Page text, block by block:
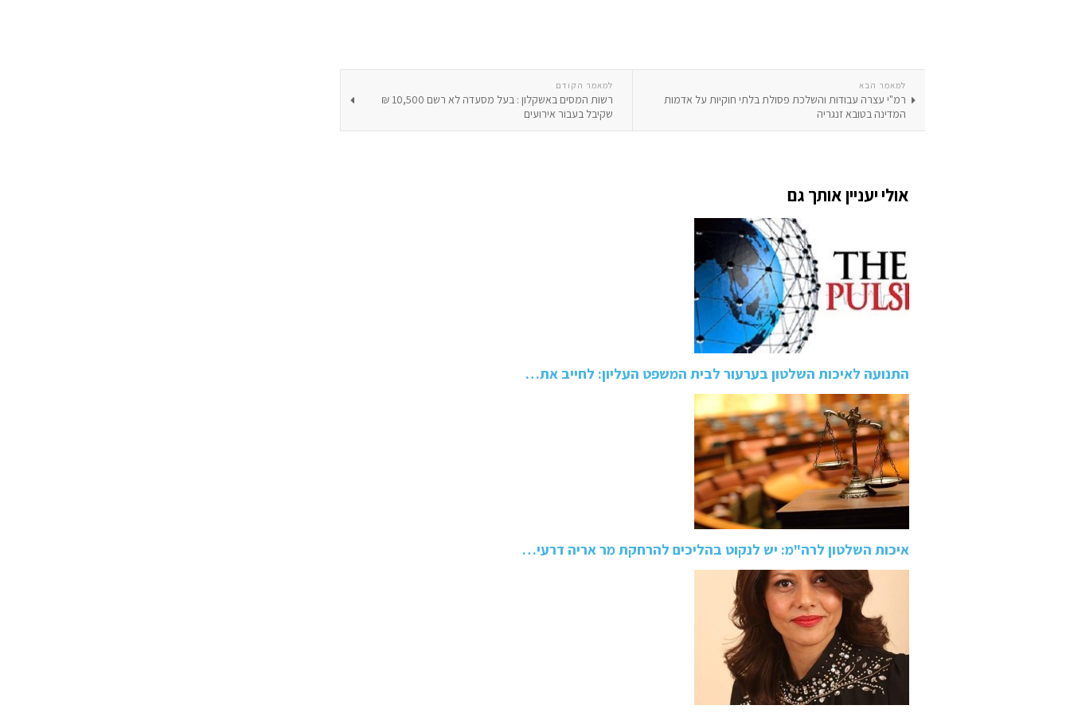
למאמר הקודם
רשות המסים באשקלון : בעל מסעדה לא רשם 10,500 ₪
שקיבל בעבור אירועים
למאמר הבא
רמ"י עצרה עבודות והשלכת פסולת בלתי חוקיות על אדמות
המדינה בטובא זנגריה
אולי יעניין אותך גם
התנועה לאיכות השלטון בערעור לבית המשפט העליון: לחייב את…
איכות השלטון לרה"מ: יש לנקוט בהליכים להרחקת מר אריה דרעי…